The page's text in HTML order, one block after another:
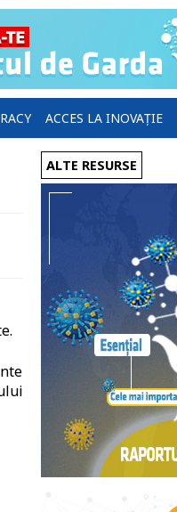
ACCES LA INOVAȚIE
ALTE RESURSE